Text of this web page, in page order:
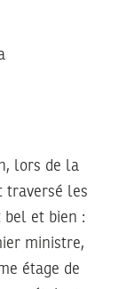
lors de la
traversé les
bel et bien :
ministre,
étage de